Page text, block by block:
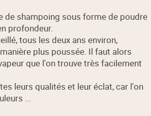
de shampoing sous forme de poudre
profondeur.
tous les deux ans environ,
plus poussée. Il faut alors
que l'on trouve très facilement
leurs qualités et leur éclat, car l'on
...